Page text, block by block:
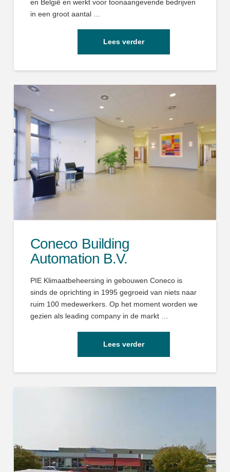
en België en werkt voor toonaangevende bedrijven
in een groot aantal …
Coneco Building
Automation B.V.
PIE Klimaatbeheersing in gebouwen Coneco is
sinds de oprichting in 1995 gegroeid van niets naar
ruim 100 medewerkers. Op het moment worden we
gezien als leading company in de markt …